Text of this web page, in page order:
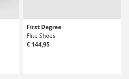
First Degree
Flite Shoes
€ 144,95